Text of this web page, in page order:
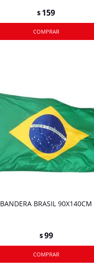
$ 159
BANDERA BRASIL 90X140CM
$99